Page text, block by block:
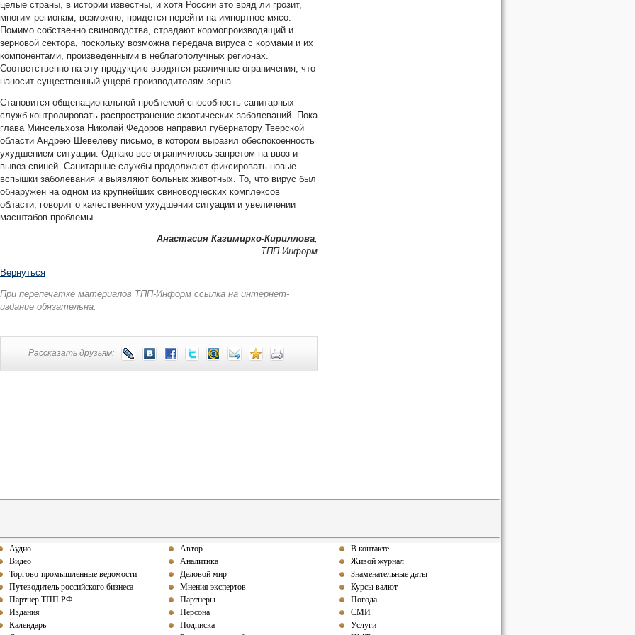
целые страны, в истории известны, и хотя России это вряд ли грозит,
многим регионам, возможно, придется перейти на импортное мясо.
Помимо собственно свиноводства, страдают кормопроизводящий и
зерновой сектора, поскольку возможна передача вируса с кормами и их
компонентами, произведенными в неблагополучных регионах.
Соответственно на эту продукцию вводятся различные ограничения, что
наносит существенный ущерб производителям зерна.
Становится общенациональной проблемой способность санитарных
служб контролировать распространение экзотических заболеваний. Пока
глава Минсельхоза Николай Федоров направил губернатору Тверской
области Андрею Шевелеву письмо, в котором выразил обеспокоенность
ухудшением ситуации. Однако все ограничилось запретом на ввоз и
вывоз свиней. Санитарные службы продолжают фиксировать новые
вспышки заболевания и выявляют больных животных. То, что вирус был
обнаружен на одном из крупнейших свиноводческих комплексов
области, говорит о качественном ухудшении ситуации и увеличении
масштабов проблемы.
Анастасия Казимирко-Кириллова,
ТПП-Информ
Вернуться
При перепечатке материалов ТПП-Информ ссылка на интернет-
издание обязательна.
Рассказать друзьям:
Аудио
Видео
Торгово-промышленные ведомости
Путеводитель российского бизнеса
Партнер ТПП РФ
Издания
Календарь
Автор
Аналитика
Деловой мир
Мнения экспертов
Партнеры
Персона
Подписка
В контакте
Живой журнал
Знаменательные даты
Курсы валют
Погода
СМИ
Услуги